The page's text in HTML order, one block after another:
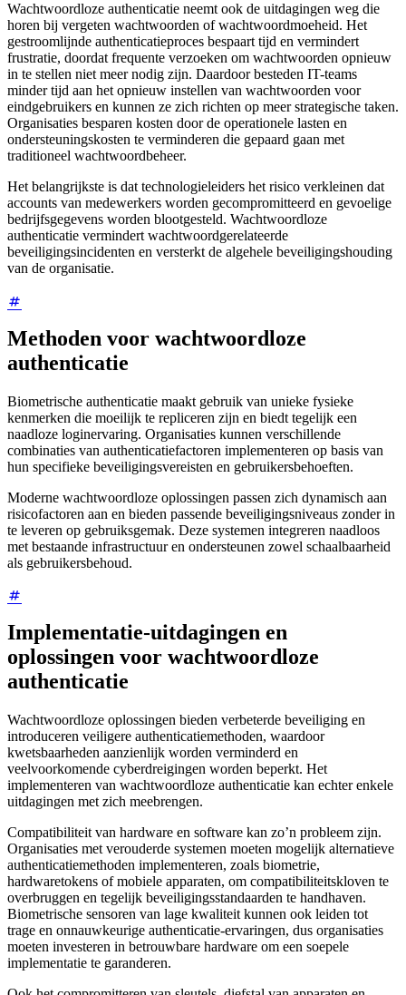
Wachtwoordloze authenticatie neemt ook de uitdagingen weg die
horen bij vergeten wachtwoorden of wachtwoordmoeheid. Het
gestroomlijnde authenticatieproces bespaart tijd en vermindert
frustratie, doordat frequente verzoeken om wachtwoorden opnieuw
in te stellen niet meer nodig zijn. Daardoor besteden IT-teams
minder tijd aan het opnieuw instellen van wachtwoorden voor
eindgebruikers en kunnen ze zich richten op meer strategische taken.
Organisaties besparen kosten door de operationele lasten en
ondersteuningskosten te verminderen die gepaard gaan met
traditioneel wachtwoordbeheer.
Het belangrijkste is dat technologieleiders het risico verkleinen dat
accounts van medewerkers worden gecompromitteerd en gevoelige
bedrijfsgegevens worden blootgesteld. Wachtwoordloze
authenticatie vermindert wachtwoordgerelateerde
beveiligingsincidenten en versterkt de algehele beveiligingshouding
van de organisatie.
Methoden voor wachtwoordloze
authenticatie
Biometrische authenticatie maakt gebruik van unieke fysieke
kenmerken die moeilijk te repliceren zijn en biedt tegelijk een
naadloze loginervaring. Organisaties kunnen verschillende
combinaties van authenticatiefactoren implementeren op basis van
hun specifieke beveiligingsvereisten en gebruikersbehoeften.
Moderne wachtwoordloze oplossingen passen zich dynamisch aan
risicofactoren aan en bieden passende beveiligingsniveaus zonder in
te leveren op gebruiksgemak. Deze systemen integreren naadloos
met bestaande infrastructuur en ondersteunen zowel schaalbaarheid
als gebruikersbehoud.
Implementatie-uitdagingen en
oplossingen voor wachtwoordloze
authenticatie
Wachtwoordloze oplossingen bieden verbeterde beveiliging en
introduceren veiligere authenticatiemethoden, waardoor
kwetsbaarheden aanzienlijk worden verminderd en
veelvoorkomende cyberdreigingen worden beperkt. Het
implementeren van wachtwoordloze authenticatie kan echter enkele
uitdagingen met zich meebrengen.
Compatibiliteit van hardware en software kan zo’n probleem zijn.
Organisaties met verouderde systemen moeten mogelijk alternatieve
authenticatiemethoden implementeren, zoals biometrie,
hardwaretokens of mobiele apparaten, om compatibiliteitskloven te
overbruggen en tegelijk beveiligingsstandaarden te handhaven.
Biometrische sensoren van lage kwaliteit kunnen ook leiden tot
trage en onnauwkeurige authenticatie-ervaringen, dus organisaties
moeten investeren in betrouwbare hardware om een soepele
implementatie te garanderen.